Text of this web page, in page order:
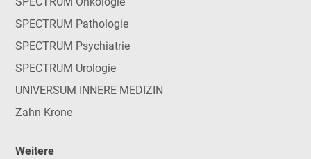
SPECTRUM Pathologie
SPECTRUM Psychiatrie
SPECTRUM Urologie
UNIVERSUM INNERE MEDIZIN
Zahn Krone
Weitere